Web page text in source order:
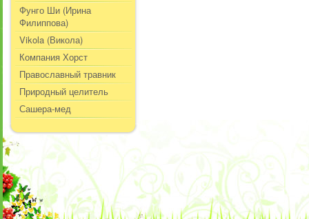
Фунго Ши (Ирина
Филиппова)
Vikola (Викола)
Компания Хорст
Православный травник
Природный целитель
Сашера-мед